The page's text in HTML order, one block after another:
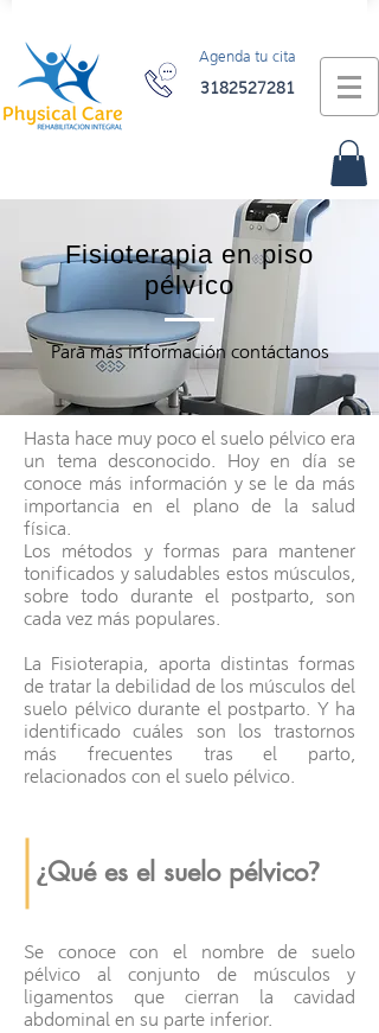
Agenda tu cita
3182527281
Fisioterapia en piso
pélvico
Para más información contáctanos
Hasta hace muy poco el suelo pélvico era
un tema desconocido. Hoy en día se
conoce más información y se le da más
importancia en el plano de la salud
física.
Los métodos y formas para mantener
tonificados y saludables estos músculos,
sobre todo durante el postparto, son
cada vez más populares.
La Fisioterapia, aporta distintas formas
de tratar la debilidad de los músculos del
suelo pélvico durante el postparto. Y ha
identificado cuáles son los trastornos
más frecuentes tras el parto,
relacionados con el suelo pélvico.
¿Qué es el suelo pélvico?
Se conoce con el nombre de suelo
pélvico al conjunto de músculos y
ligamentos que cierran la cavidad
abdominal en su parte inferior.